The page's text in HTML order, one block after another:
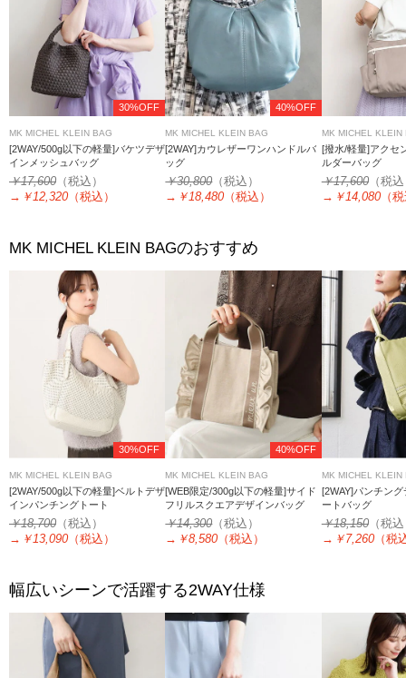
30%OFF
MK MICHEL KLEIN BAG
[2WAY/500g以下の軽量]バケツデザ
インメッシュバッグ
￥17,600 （税込）
→ ￥12,320 （税込）
40%OFF
MK MICHEL KLEIN BAG
[2WAY]カウレザーワンハンドルバ
ッグ
￥30,800（税込）
→ ￥18,480 （税込）
MK MICHEL KLEIN
[撥水/軽量]アクセ
ルダーバッグ
￥17,600（税
→ ￥14,080（
MK MICHEL KLEIN BAGのおすすめ
30%OFF
MK MICHEL KLEIN BAG
[2WAY/500g以下の軽量]ベルトデザ
インパンチングトート
￥18,700 （税込）
→ ￥13,090 （税込）
40%OFF
MK MICHEL KLEIN BAG
[WEB限定/300g以下の軽量]サイド
フリルスクエアデザインバッグ
￥14,300（税込）
→ ￥8,580 （税込）
MK MICHEL KLEIN
[2WAY]パンチン
ートバッグ
￥18,150（税
→ ￥7,260（税
幅広いシーンで活躍する2WAY仕様